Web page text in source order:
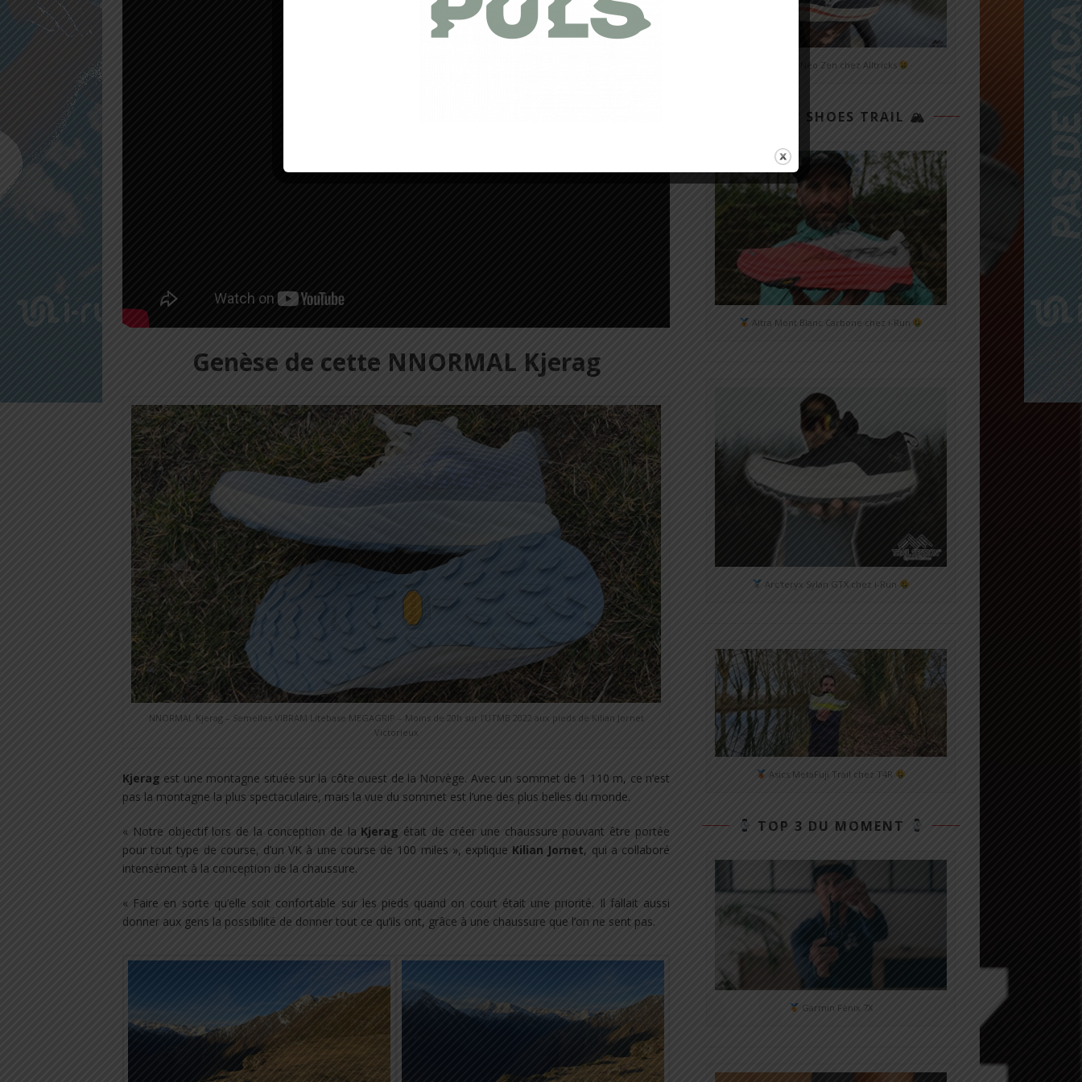
Genèse de cette NNORMAL Kjerag
NNORMAL Kjerag – Semelles VIBRAM Litebase MEGAGRIP – Moins de 20h sur l’UTMB 2022 aux pieds de Kilian Jornet
Victorieux
Kjerag est une montagne située sur la côte ouest de la Norvège. Avec un sommet de 1 110 m, ce n’est
pas la montagne la plus spectaculaire, mais la vue du sommet est l’une des plus belles du monde.
« Notre objectif lors de la conception de la Kjerag était de créer une chaussure pouvant être portée
pour tout type de course, d’un VK à une course de 100 miles », explique Kilian Jornet, qui a collaboré
intensément à la conception de la chaussure.
« Faire en sorte qu’elle soit confortable sur les pieds quand on court était une priorité. Il fallait aussi
donner aux gens la possibilité de donner tout ce qu’ils ont, grâce à une chaussure que l’on ne sent pas.
Mizuno Neo Zen chez Alltricks
TOP 3 SHOES TRAIL 🏔
Altra Mont Blanc Carbone chez i-Run
Arc'teryx Sylan GTX chez i-Run
Asics MetaFuji Trail chez T4R
TOP 3 DU MOMENT
Garmin Fénix 7X